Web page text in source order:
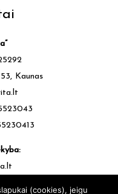
Kaunas
(cookies), jeigu